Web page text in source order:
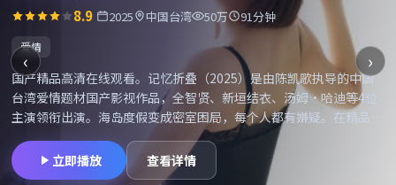
8.9 2025 中国台湾 50万 91分钟
爱情
国产精品高清在线观看。记忆折叠（2025）是由陈凯歌执导的中国
台湾爱情题材国产影视作品，全智贤、新垣结衣、汤姆·哈迪等4位
主演领衔出演。海岛度假变成密室困局，每个人都有嫌疑。在精品高
清网可搜索「记忆折叠在线观看」「记忆折叠高清」并享受国产精品
高清在线观看，同类型爱情国产片持续更新。摄影与配乐备受好评，
适合喜欢院线质感的观众。
立即播放 查看详情
‹ ›